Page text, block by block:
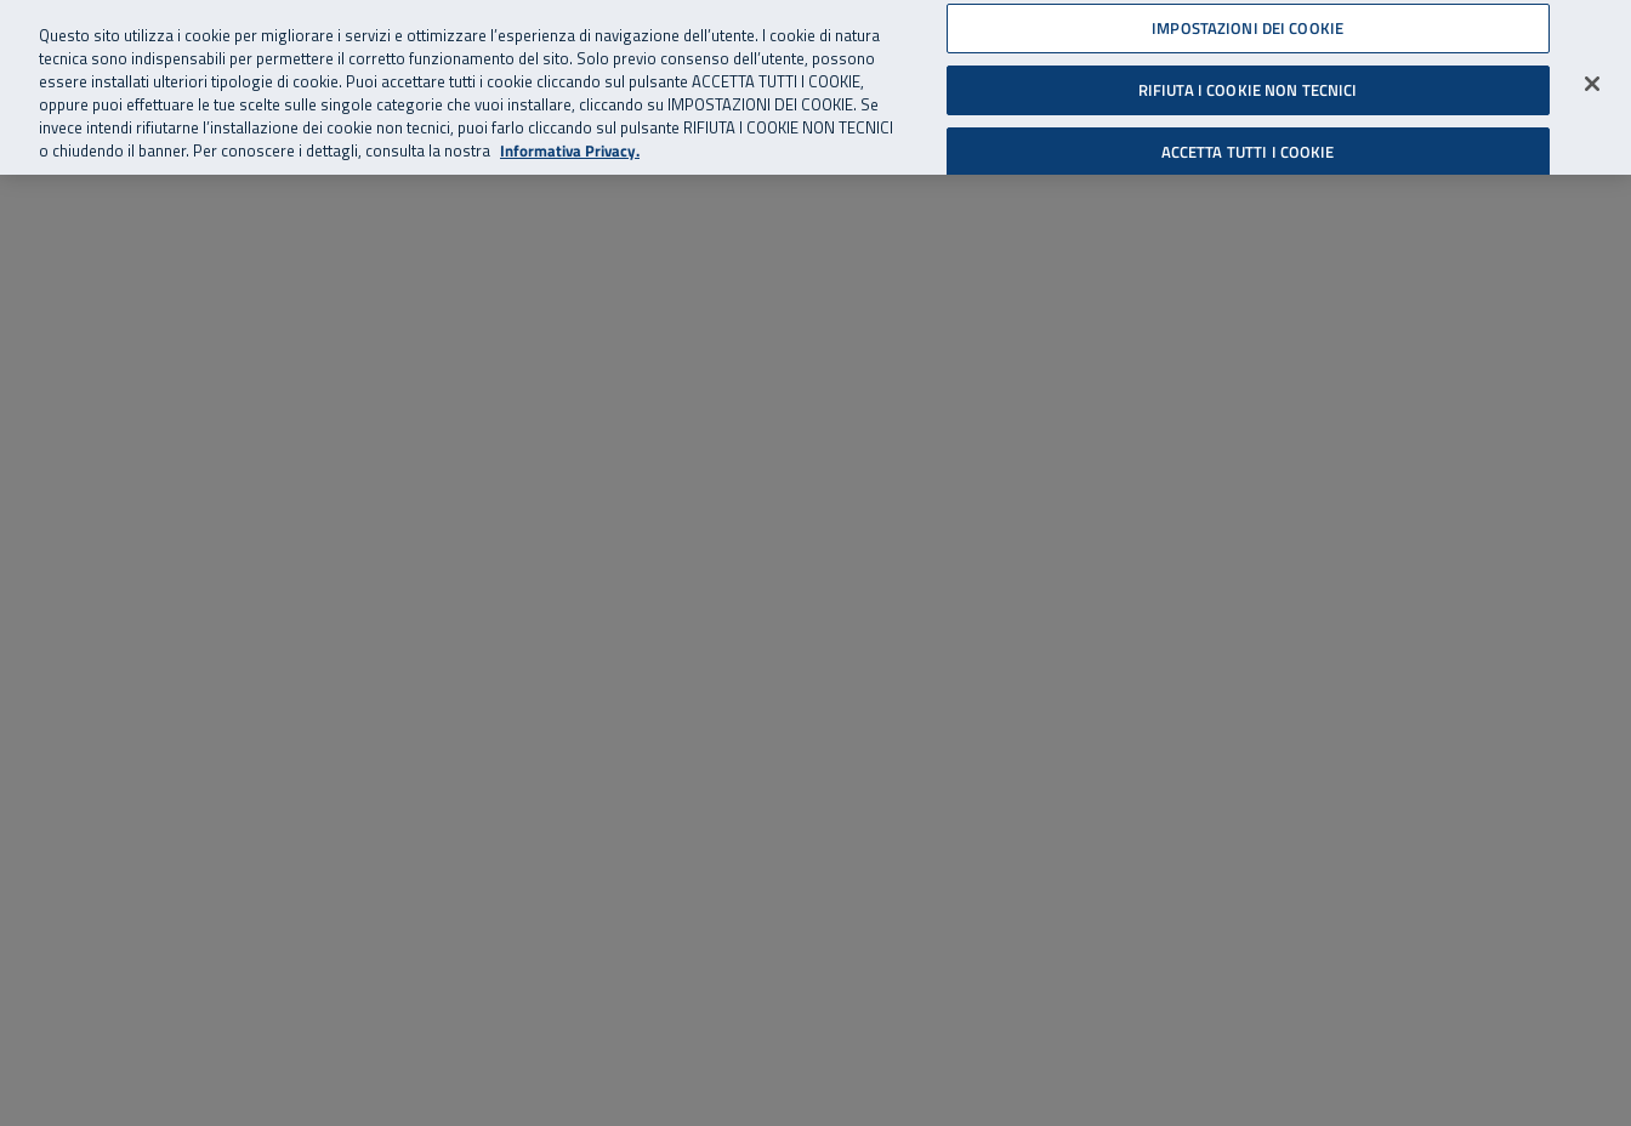
Vai al menu principale
Vai al contenuto principale
Vai al Footer 06 45539607
SuperAbile - il Contact Center Inail per il mondo della disabilità
Home Chi siamo Storie, news ed eventi Risorse utili Supporto Accessibilità
Cerca
Accedi all'area riservata
Questo sito utilizza i cookie per migliorare i servizi e ottimizzare l’esperienza di navigazione dell’utente. I cookie di natura
tecnica sono indispensabili per permettere il corretto funzionamento del sito. Solo previo consenso dell’utente, possono
essere installati ulteriori tipologie di cookie. Puoi accettare tutti i cookie cliccando sul pulsante ACCETTA TUTTI I COOKIE,
oppure puoi effettuare le tue scelte sulle singole categorie che vuoi installare, cliccando su IMPOSTAZIONI DEI COOKIE. Se
invece intendi rifiutarne l’installazione dei cookie non tecnici, puoi farlo cliccando sul pulsante RIFIUTA I COOKIE NON TECNICI
o chiudendo il banner. Per conoscere i dettagli, consulta la nostra Informativa Privacy.
IMPOSTAZIONI DEI COOKIE
RIFIUTA I COOKIE NON TECNICI
ACCETTA TUTTI I COOKIE